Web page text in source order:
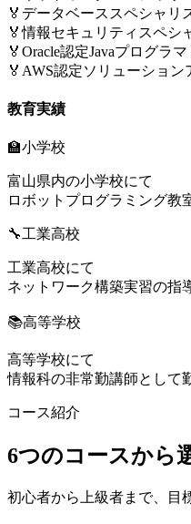
🏅 データベーススペシャリ
🏅情報セキュリティスペシ
🏅 Oracle認定Javaプログラマ
🏅 AWS認定ソリューション
教育実績
🏫小学校
富山県内の小学校にて
ロボットプログラミング教
🔧工業高校
工業高校にて
ネットワーク構築実習の指
📚高等学校
高等学校にて
情報科の非常勤講師として
コース紹介
6つのコースから
初心者から上級者まで、目